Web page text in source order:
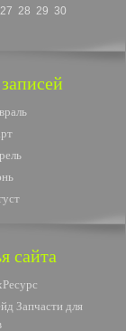
27 28 29 30
сайта
Запчасти для